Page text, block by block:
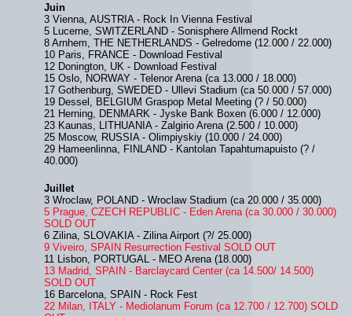
Juin
3 Vienna, AUSTRIA - Rock In Vienna Festival
5 Lucerne, SWITZERLAND - Sonisphere Allmend Rockt
8 Arnhem, THE NETHERLANDS - Gelredome (12.000 / 22.000)
10 Paris, FRANCE - Download Festival
12 Donington, UK - Download Festival
15 Oslo, NORWAY - Telenor Arena (ca 13.000 / 18.000)
17 Gothenburg, SWEDED - Ullevi Stadium (ca 50.000 / 57.000)
19 Dessel, BELGIUM Graspop Metal Meeting (? / 50.000)
21 Herning, DENMARK - Jyske Bank Boxen (6.000 / 12.000)
23 Kaunas, LITHUANIA - Zalgirio Arena (2.500 / 10.000)
25 Moscow, RUSSIA - Olimpiyskiy (10.000 / 24.000)
29 Hameenlinna, FINLAND - Kantolan Tapahtumapuisto (? /
40.000)
Juillet
3 Wroclaw, POLAND - Wroclaw Stadium (ca 20.000 / 35.000)
5 Prague, CZECH REPUBLIC - Eden Arena (ca 30.000 / 30.000)
SOLD OUT
6 Zilina, SLOVAKIA - Zilina Airport (?/ 25.000)
9 Viveiro, SPAIN Resurrection Festival SOLD OUT
11 Lisbon, PORTUGAL - MEO Arena (18.000)
13 Madrid, SPAIN - Barclaycard Center (ca 14.500/ 14.500)
SOLD OUT
16 Barcelona, SPAIN - Rock Fest
22 Milan, ITALY - Mediolanum Forum (ca 12.700 / 12.700) SOLD